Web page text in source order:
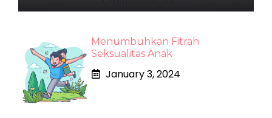
Menumbuhkan Fitrah
Seksualitas Anak
January 3, 2024